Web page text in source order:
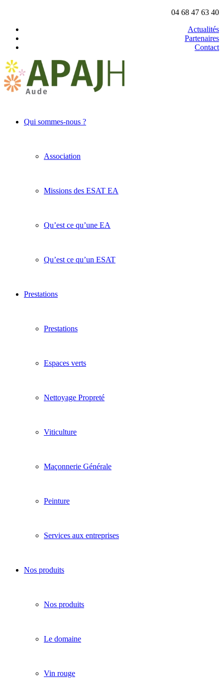
04 68 47 63 40
Actualités
Partenaires
Contact
Qui sommes-nous ?
Association
Missions des ESAT EA
Qu’est ce qu’une EA
Qu’est ce qu’un ESAT
Prestations
Prestations
Espaces verts
Nettoyage Propreté
Viticulture
Maçonnerie Générale
Peinture
Services aux entreprises
Nos produits
Nos produits
Le domaine
Vin rouge